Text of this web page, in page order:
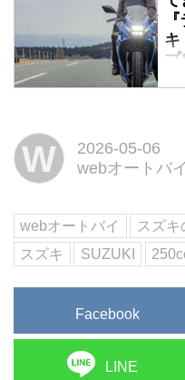
キ
プ
た
W
2026-05-06
webオートバイ
webオートバイ スズキ
スズキ
SUZUKI
Facebook
LINE